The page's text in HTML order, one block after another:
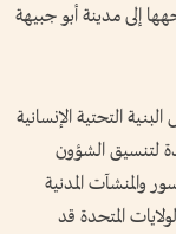
إلى مدينة أبو جبيهة
التحتية الإنسانية
لتنسيق الشؤون
والمنشآت المدنية
المتحدة قد